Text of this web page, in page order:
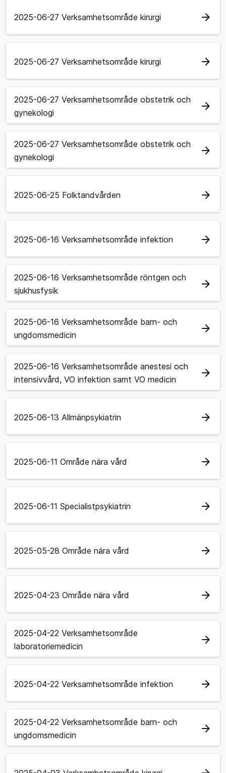
2025-06-27 Verksamhetsområde kirurgi arrow_forward
2025-06-27 Verksamhetsområde kirurgi arrow_forward
2025-06-27 Verksamhetsområde obstetrik och
gynekologi
arrow_forward
2025-06-27 Verksamhetsområde obstetrik och
gynekologi
arrow_forward
2025-06-25 Folktandvården arrow_forward
2025-06-16 Verksamhetsområde infektion arrow_forward
2025-06-16 Verksamhetsområde röntgen och
sjukhusfysik
arrow_forward
2025-06-16 Verksamhetsområde barn- och
ungdomsmedicin
arrow_forward
2025-06-16 Verksamhetsområde anestesi och
intensivvård, VO infektion samt VO medicin
arrow_forward
2025-06-13 Allmänpsykiatrin arrow_forward
2025-06-11 Område nära vård arrow_forward
2025-06-11 Specialistpsykiatrin arrow_forward
2025-05-28 Område nära vård arrow_forward
2025-04-23 Område nära vård arrow_forward
2025-04-22 Verksamhetsområde
laboratoriemedicin
arrow_forward
2025-04-22 Verksamhetsområde infektion arrow_forward
2025-04-22 Verksamhetsområde barn- och
ungdomsmedicin
arrow_forward